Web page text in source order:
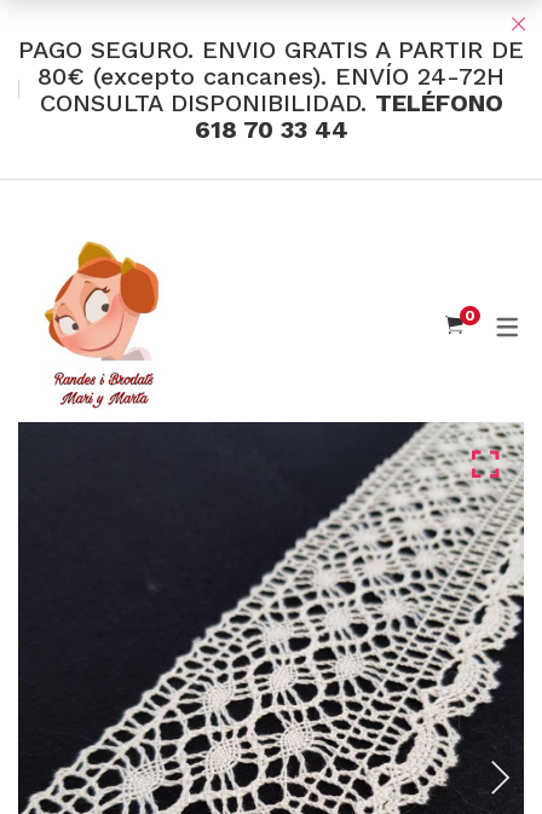
TIENDA Y OFERTAS
Santos Textil
Eusebio Sánchez
Flor de Azahar
Medias
Alicante y Castellón
PAGO SEGURO. ENVIO GRATIS A PARTIR DE
80€ (excepto cancanes). ENVÍO 24-72H
CONSULTA DISPONIBILIDAD. TELÉFONO
618 70 33 44
0